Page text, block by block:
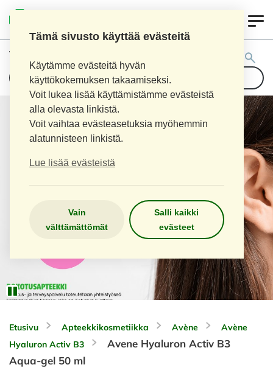
Tämä sivusto käyttää evästeitä
Käytämme evästeitä hyvän
käyttökokemuksen takaamiseksi.
Voit lukea lisää käyttämistämme evästeistä
alla olevasta linkistä.
Voit vaihtaa evästeasetuksia myöhemmin
alatunnisteen linkistä.
Lue lisää evästeistä
Vain
välttämättömät
Salli kaikki
evästeet
Tuotehaku:
Etusivu Apteekkikosmetiikka Avène
Avène
Hyaluron Activ B3
Avene Hyaluron Activ B3
Aqua-gel 50 ml